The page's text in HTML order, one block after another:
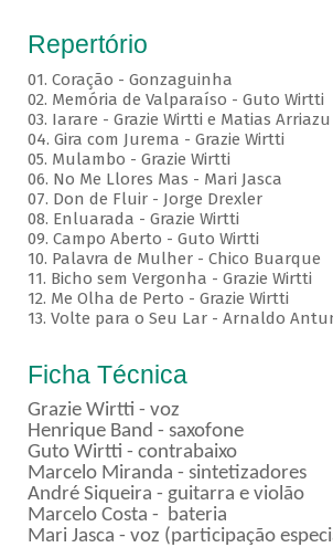
Repertório
01. Coração - Gonzaguinha
02. Memória de Valparaíso - Guto Wirtti
03. Iarare - Grazie Wirtti e Matias Arriazu
04. Gira com Jurema - Grazie Wirtti
05. Mulambo - Grazie Wirtti
06. No Me Llores Mas - Mari Jasca
07. Don de Fluir - Jorge Drexler
08. Enluarada - Grazie Wirtti
09. Campo Aberto - Guto Wirtti
10. Palavra de Mulher - Chico Buarque
11. Bicho sem Vergonha - Grazie Wirtti
12. Me Olha de Perto - Grazie Wirtti
13. Volte para o Seu Lar - Arnaldo
Ficha Técnica
Grazie Wirtti - voz
Henrique Band - saxofone
Guto Wirtti - contrabaixo
Marcelo Miranda - sintetizadores
André Siqueira - guitarra e violão
Marcelo Costa - bateria
Mari Jasca - voz (participação